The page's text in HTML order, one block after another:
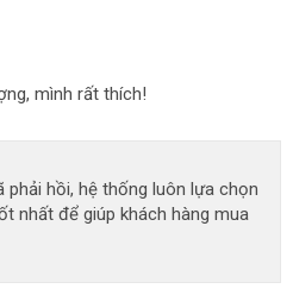
mình rất thích!
phải hồi, hệ thống luôn lựa chọn
nhất để giúp khách hàng mua